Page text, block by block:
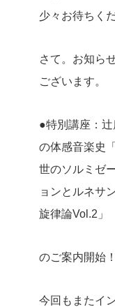
少々お待ちく
さて。お知ら
ございます。
●特別講座：辻
の体感音楽史
世のソルミゼ
ョンとルネサ
旋律論Vol.2」
のご案内開始！
今回もまたイ